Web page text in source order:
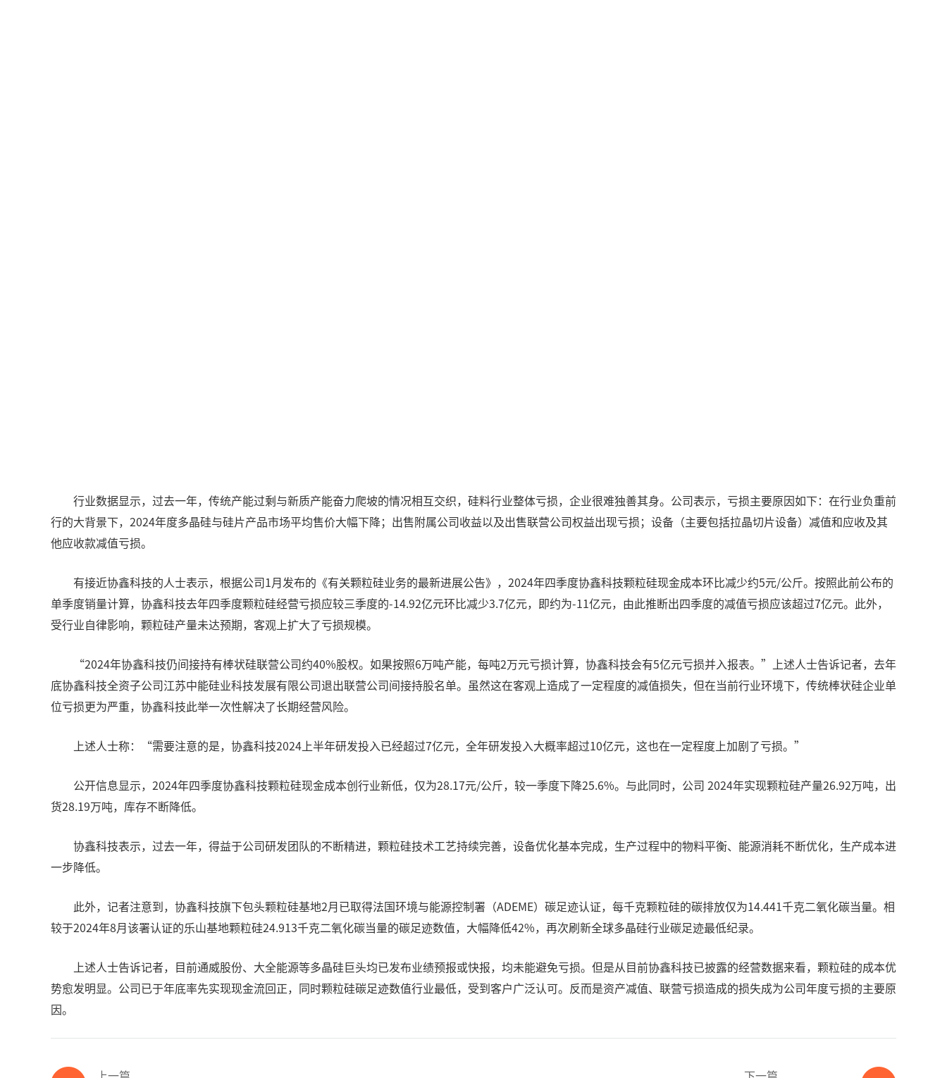
行业数据显示，过去一年，传统产能过剩与新质产能奋力爬坡的情况相互交织，硅料行业整体亏损，企业很难独善其身。公司表示，亏损主要原因如下：在行业负重前
行的大背景下，2024年度多晶硅与硅片产品市场平均售价大幅下降；出售附属公司收益以及出售联营公司权益出现亏损；设备（主要包括拉晶切片设备）减值和应收及其
他应收款减值亏损。
有接近协鑫科技的人士表示，根据公司1月发布的《有关颗粒硅业务的最新进展公告》，2024年四季度协鑫科技颗粒硅现金成本环比减少约5元/公斤。按照此前公布的
单季度销量计算，协鑫科技去年四季度颗粒硅经营亏损应较三季度的-14.92亿元环比减少3.7亿元，即约为-11亿元，由此推断出四季度的减值亏损应该超过7亿元。此外，
受行业自律影响，颗粒硅产量未达预期，客观上扩大了亏损规模。
“2024年协鑫科技仍间接持有棒状硅联营公司约40%股权。如果按照6万吨产能，每吨2万元亏损计算，协鑫科技会有5亿元亏损并入报表。”上述人士告诉记者，去年
底协鑫科技全资子公司江苏中能硅业科技发展有限公司退出联营公司间接持股名单。虽然这在客观上造成了一定程度的减值损失，但在当前行业环境下，传统棒状硅企业单
位亏损更为严重，协鑫科技此举一次性解决了长期经营风险。
上述人士称：“需要注意的是，协鑫科技2024上半年研发投入已经超过7亿元，全年研发投入大概率超过10亿元，这也在一定程度上加剧了亏损。”
公开信息显示，2024年四季度协鑫科技颗粒硅现金成本创行业新低，仅为28.17元/公斤，较一季度下降25.6%。与此同时，公司 2024年实现颗粒硅产量26.92万吨，出
货28.19万吨，库存不断降低。
协鑫科技表示，过去一年，得益于公司研发团队的不断精进，颗粒硅技术工艺持续完善，设备优化基本完成，生产过程中的物料平衡、能源消耗不断优化，生产成本进
一步降低。
此外，记者注意到，协鑫科技旗下包头颗粒硅基地2月已取得法国环境与能源控制署（ADEME）碳足迹认证，每千克颗粒硅的碳排放仅为14.441千克二氧化碳当量。相
较于2024年8月该署认证的乐山基地颗粒硅24.913千克二氧化碳当量的碳足迹数值，大幅降低42%，再次刷新全球多晶硅行业碳足迹最低纪录。
上述人士告诉记者，目前通威股份、大全能源等多晶硅巨头均已发布业绩预报或快报，均未能避免亏损。但是从目前协鑫科技已披露的经营数据来看，颗粒硅的成本优
势愈发明显。公司已于年底率先实现现金流回正，同时颗粒硅碳足迹数值行业最低，受到客户广泛认可。反而是资产减值、联营亏损造成的损失成为公司年度亏损的主要原
因。